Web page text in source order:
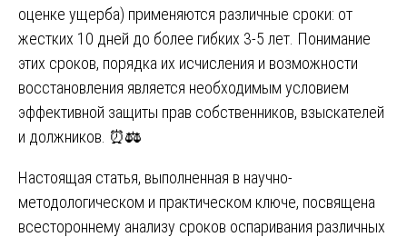
оценке ущерба) применяются различные сроки: от
жестких 10 дней до более гибких 3-5 лет. Понимание
этих сроков, порядка их исчисления и возможности
восстановления является необходимым условием
эффективной защиты прав собственников, взыскателей
и должников. ⏰⚖️
Настоящая статья, выполненная в научно-
методологическом и практическом ключе, посвящена
всестороннему анализу сроков оспаривания различных